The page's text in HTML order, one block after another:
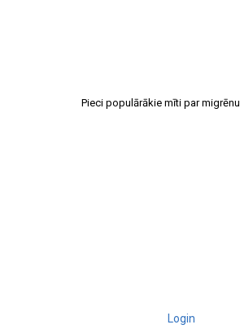
Pieci populārākie mīti par migrēnu
Login